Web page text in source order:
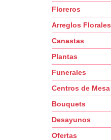
Floreros
Arreglos Florales
Canastas
Plantas
Funerales
Centros de Mesa
Bouquets
Desayunos
Ofertas